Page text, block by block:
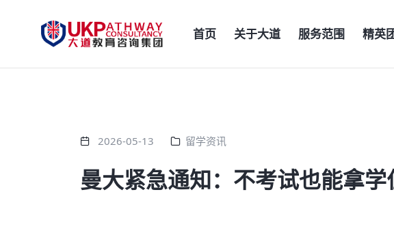
首页 关于大道 服务范围 精英
2026-05-13 留学资讯
曼大紧急通知：不考试也能拿学